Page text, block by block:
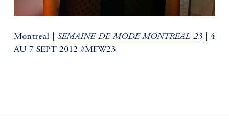
Montreal |SEMAINE DE MODE MONTREAL 23| 4
AU 7 SEPT 2012 #MFW23